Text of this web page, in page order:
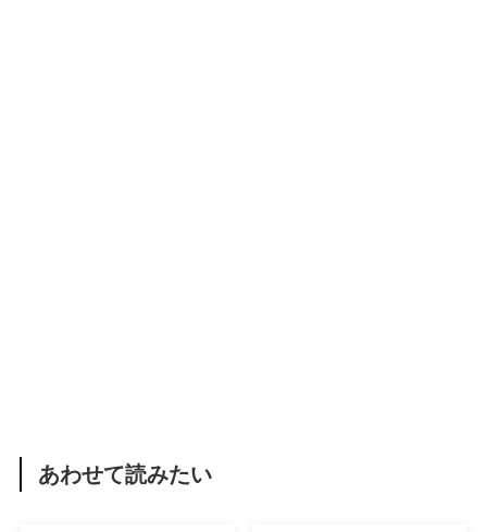
あわせて読みたい